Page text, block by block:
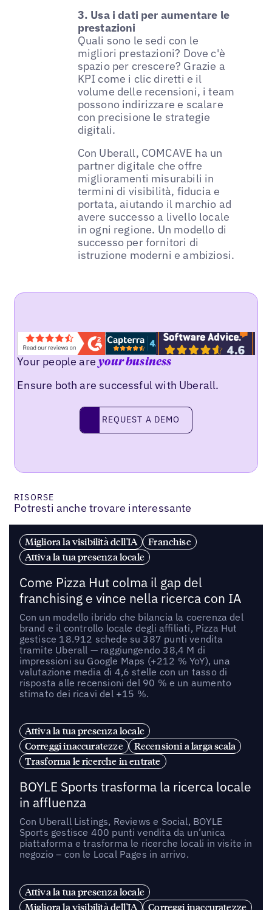
3. Usa i dati per aumentare le
prestazioni
Quali sono le sedi con le
migliori prestazioni? Dove c'è
spazio per crescere? Grazie a
KPI come i clic diretti e il
volume delle recensioni, i team
possono indirizzare e scalare
con precisione le strategie
digitali.
Con Uberall, COMCAVE ha un
partner digitale che offre
miglioramenti misurabili in
termini di visibilità, fiducia e
portata, aiutando il marchio ad
avere successo a livello locale
in ogni regione. Un modello di
successo per fornitori di
istruzione moderni e ambiziosi.
Your people areyour business
Ensure both are successful with Uberall.
request a demo
REQUEST A DEMO
RISORSE
Potresti anche trovare interessante
Migliora la visibilità dell'IA
Franchise
Attiva la tua presenza locale
Come Pizza Hut colma il gap del
franchising e vince nella ricerca con IA
Con un modello ibrido che bilancia la coerenza del
brand e il controllo locale degli affiliati, Pizza Hut
gestisce 18.912 schede su 387 punti vendita
tramite Uberall — raggiungendo 38,4 M di
impressioni su Google Maps (+212 % YoY), una
valutazione media di 4,6 stelle con un tasso di
risposta alle recensioni del 90 % e un aumento
stimato dei ricavi del +15 %.
Attiva la tua presenza locale
Correggi inaccuratezze
Recensioni a larga scala
Trasforma le ricerche in entrate
BOYLE Sports trasforma la ricerca locale
in affluenza
Con Uberall Listings, Reviews e Social, BOYLE
Sports gestisce 400 punti vendita da un’unica
piattaforma e trasforma le ricerche locali in visite in
negozio – con le Local Pages in arrivo.
Attiva la tua presenza locale
Migliora la visibilità dell'IA
Correggi inaccuratezze